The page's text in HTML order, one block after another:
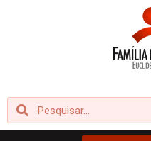
PesquisarPesquisar